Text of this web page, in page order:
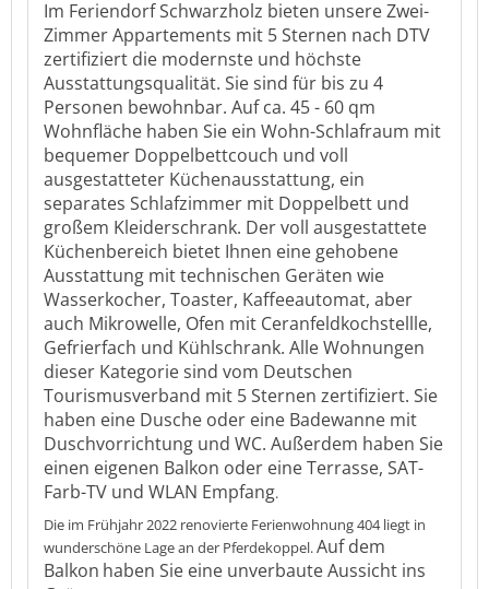
Im Feriendorf Schwarzholz bieten unsere Zwei-
Zimmer Appartements mit 5 Sternen nach DTV
zertifiziert die modernste und höchste
Ausstattungsqualität. Sie sind für bis zu 4
Personen bewohnbar. Auf ca. 45 - 60 qm
Wohnfläche haben Sie ein Wohn-Schlafraum mit
bequemer Doppelbettcouch und voll
ausgestatteter Küchenausstattung, ein
separates Schlafzimmer mit Doppelbett und
großem Kleiderschrank. Der voll ausgestattete
Küchenbereich bietet Ihnen eine gehobene
Ausstattung mit technischen Geräten wie
Wasserkocher, Toaster, Kaffeeautomat, aber
auch Mikrowelle, Ofen mit Ceranfeldkochstellle,
Gefrierfach und Kühlschrank. Alle Wohnungen
dieser Kategorie sind vom Deutschen
Tourismusverband mit 5 Sternen zertifiziert. Sie
haben eine Dusche oder eine Badewanne mit
Duschvorrichtung und WC. Außerdem haben Sie
einen eigenen Balkon oder eine Terrasse, SAT-
Farb-TV und WLAN Empfang.
Die im Frühjahr 2022 renovierte Ferienwohnung 404 liegt in
wunderschöne Lage an der Pferdekoppel.Auf dem
Balkon haben Sie eine unverbaute Aussicht ins